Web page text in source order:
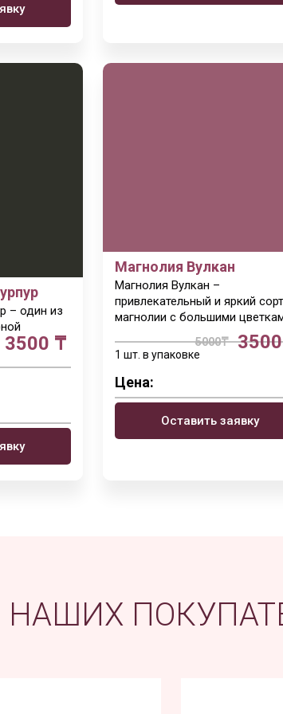
3500 ₸
– один из
5000₸
Магнолия Вулкан
Магнолия Вулкан –
привлекательный и яркий сорт
магнолии с большими
1 шт. в упаковке
Цена:
Оставить заявку